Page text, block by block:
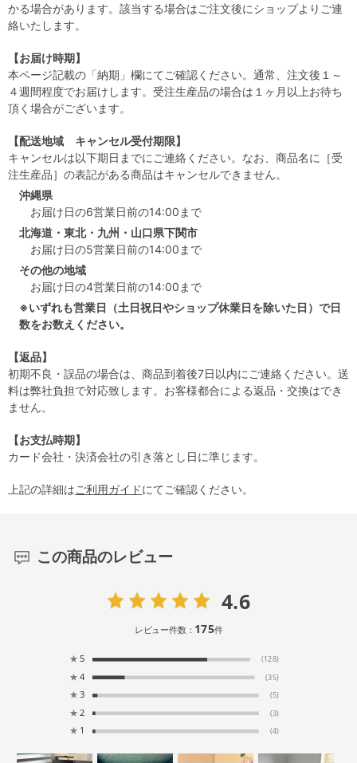
かる場合があります。該当する場合はご注文後にショップよりご連
絡いたします。
【お届け時期】
本ページ記載の「納期」欄にてご確認ください。通常、注文後１～
４週間程度でお届けします。受注生産品の場合は１ヶ月以上お待ち
頂く場合がございます。
【配送地域 キャンセル受付期限】
キャンセルは以下期日までにご連絡ください。なお、商品名に［受
注生産品］の表記がある商品はキャンセルできません。
沖縄県
お届け日の6営業日前の14:00まで
北海道・東北・九州・山口県下関市
お届け日の5営業日前の14:00まで
その他の地域
お届け日の4営業日前の14:00まで
※いずれも営業日（土日祝日やショップ休業日を除いた日）で日
数をお数えください。
【返品】
初期不良・誤品の場合は、商品到着後7日以内にご連絡ください。送
料は弊社負担で対応致します。お客様都合による返品・交換はでき
ません。
【お支払時期】
カード会社・決済会社の引き落とし日に準じます。
上記の詳細はご利用ガイドにてご確認ください。
この商品のレビュー
4.6
レビュー件数： 175件
★ 5 (128)
★ 4 (35)
★ 3 (5)
★ 2 (3)
★ 1 (4)